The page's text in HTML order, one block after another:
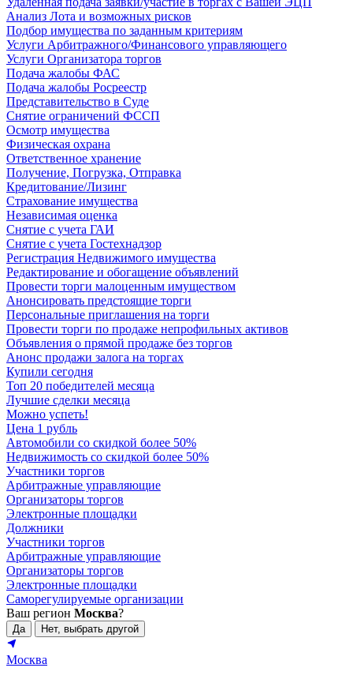
Анализ Лота и возможных рисков
Подбор имущества по заданным критериям
Услуги Арбитражного/Финансового управляющего
Услуги Организатора торгов
Подача жалобы ФАС
Подача жалобы Росреестр
Представительство в Суде
Снятие ограничений ФССП
Осмотр имущества
Физическая охрана
Ответственное хранение
Получение, Погрузка, Отправка
Кредитование/Лизинг
Страхование имущества
Независимая оценка
Снятие с учета ГАИ
Снятие с учета Гостехнадзор
Регистрация Недвижимого имущества
Редактирование и обогащение объявлений
Провести торги малоценным имуществом
Анонсировать предстоящие торги
Персональные приглашения на торги
Провести торги по продаже непрофильных активов
Объявления о прямой продаже без торгов
Анонс продажи залога на торгах
Купили сегодня
Топ 20 победителей месяца
Лучшие сделки месяца
Можно успеть!
Цена 1 рубль
Автомобили со скидкой более 50%
Недвижимость со скидкой более 50%
Участники торгов
Арбитражные управляющие
Организаторы торгов
Электронные площадки
Должники
Участники торгов
Арбитражные управляющие
Организаторы торгов
Электронные площадки
Саморегулируемые организации
Ваш регион Москва?
Да Нет, выбрать другой
Москва